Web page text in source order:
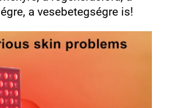
a vesebetegségre is!